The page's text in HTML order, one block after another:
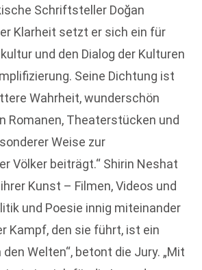
Schriftsteller Doğan
Klarheit setzt er sich ein für
und den Dialog der Kulturen
Seine Dichtung ist
Wahrheit, wunderschön
Romanen, Theaterstücken und
Weise zur
Völker beiträgt.“ Shirin Neshat
Kunst – Filmen, Videos und
und Poesie innig miteinander
Kampf, den sie führt, ist ein
Welten“, betont die Jury. „Mit